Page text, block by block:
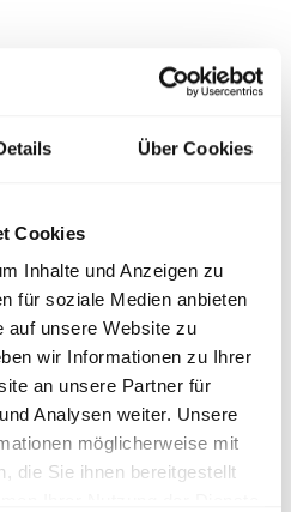
Über Cookies
Cookies
Inhalte und Anzeigen zu
für soziale Medien anbieten
auf unsere Website zu
wir Informationen zu Ihrer
an unsere Partner für
Analysen weiter. Unsere
möglicherweise mit
die Sie ihnen bereitgestellt